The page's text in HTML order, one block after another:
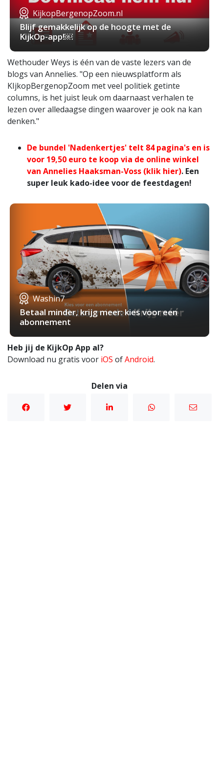
KijkopBergenopZoom.nl
Blijf gemakkelijk op de hoogte met de
KijkOp-app!￼
Wethouder Weys is één van de vaste lezers van de
blogs van Annelies. "Op een nieuwsplatform als
KIjkopBergenopZoom met veel politiek getinte
columns, is het juist leuk om daarnaast verhalen te
lezen over alledaagse dingen waarover je ook na kan
denken."
De bundel 'Nadenkertjes' telt 84 pagina's en is
voor 19,50 euro te koop via de online winkel
van Annelies Haaksman-Voss (klik hier). Een
super leuk kado-idee voor de feestdagen!
Washin7
Betaal minder, krijg meer: kies voor een
abonnement
Heb jij de KijkOp App al?
Download nu gratis voor iOS ofAndroid.
Delen via